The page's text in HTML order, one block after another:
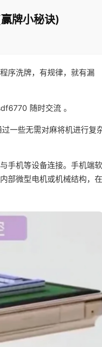
牌小秘诀)
序洗牌，有规律，就有漏
随时交流 。
一些无需对麻将机进行复
手机等设备连接。手机端软
部微型电机或机械结构，在